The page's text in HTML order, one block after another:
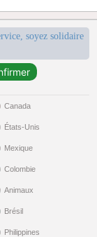
soyez solidaire
Canada
États-Unis
Mexique
Colombie
Animaux
Brésil
Philippines